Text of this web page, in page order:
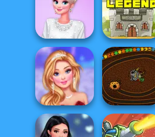
TikTok Famous
Princesses
Elegant vs
Casual
Princess Fashion
Surprise
Soldier Legend